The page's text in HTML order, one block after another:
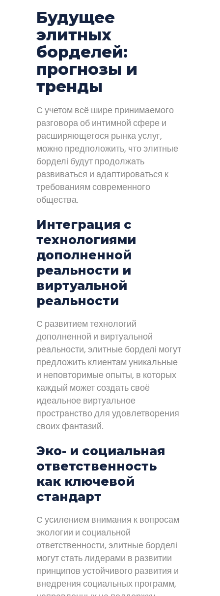
Будущее
элитных
борделей:
прогнозы и
тренды
С учетом всё шире принимаемого
разговора об интимной сфере и
расширяющегося рынка услуг,
можно предположить, что элитные
борделі будут продолжать
развиваться и адаптироваться к
требованиям современного
общества.
Интеграция с
технологиями
дополненной
реальности и
виртуальной
реальности
С развитием технологий
дополненной и виртуальной
реальности, элитные борделі могут
предложить клиентам уникальные
и неповторимые опыты, в которых
каждый может создать своё
идеальное виртуальное
пространство для удовлетворения
своих фантазий.
Эко- и социальная
ответственность
как ключевой
стандарт
С усилением внимания к вопросам
экологии и социальной
ответственности, элитные борделі
могут стать лидерами в развитии
принципов устойчивого развития и
внедрения социальных программ,